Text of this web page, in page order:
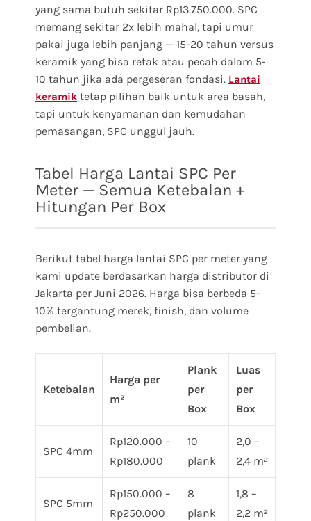
yang sama butuh sekitar Rp13.750.000. SPC
memang sekitar 2x lebih mahal, tapi umur
pakai juga lebih panjang — 15-20 tahun versus
keramik yang bisa retak atau pecah dalam 5-
10 tahun jika ada pergeseran fondasi. Lantai
keramik tetap pilihan baik untuk area basah,
tapi untuk kenyamanan dan kemudahan
pemasangan, SPC unggul jauh.
Tabel Harga Lantai SPC Per
Meter — Semua Ketebalan +
Hitungan Per Box
Berikut tabel harga lantai SPC per meter yang
kami update berdasarkan harga distributor di
Jakarta per Juni 2026. Harga bisa berbeda 5-
10% tergantung merek, finish, dan volume
pembelian.
Ketebalan
Harga per
m²
Plank
per
Box
Luas
per
Box
SPC 4mm
Rp120.000 –
Rp180.000
10
plank
2,0 –
2,4 m²
SPC 5mm
Rp150.000 –
Rp250.000
8
plank
1,8 –
2,2 m²